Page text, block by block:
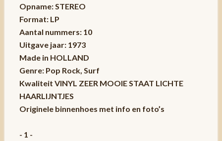
Opname: STEREO
Format: LP
Aantal nummers: 10
Uitgave jaar: 1973
Made in HOLLAND
Genre: Pop Rock, Surf
Kwaliteit VINYL ZEER MOOIE STAAT LICHTE
HAARLIJNTJES
Originele binnenhoes met info en foto’s
- 1 -